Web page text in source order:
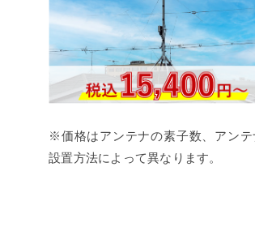
※価格はアンテナの素子数、アンテ
設置方法によって異なります。